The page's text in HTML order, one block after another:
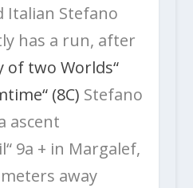
Italian Stefano
has a run, after
of two Worlds“
(8C) Stefano
ascent
9a + in Margalef,
away